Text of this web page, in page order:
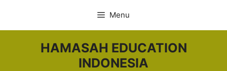
content
Menu
HAMASAH EDUCATION
INDONESIA